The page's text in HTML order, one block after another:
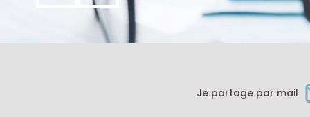
Je partage par mail